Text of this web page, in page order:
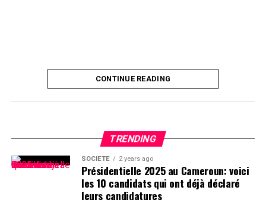
CONTINUE READING
TRENDING
SOCIÉTÉ 2 years ago
Présidentielle 2025 au Cameroun: voici
les 10 candidats qui ont déjà déclaré
leurs candidatures